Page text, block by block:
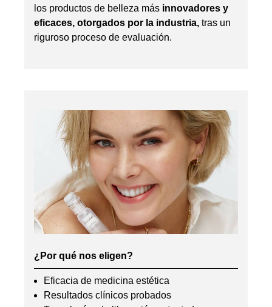
los productos de belleza más innovadores y
eficaces, otorgados por la industria, tras un
riguroso proceso de evaluación.
¿Por qué nos eligen?
Eficacia de medicina estética
Resultados clínicos probados